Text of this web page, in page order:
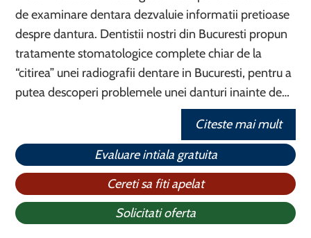
de examinare dentara dezvaluie informatii pretioase
despre dantura. Dentistii nostri din Bucuresti propun
tratamente stomatologice complete chiar de la
“citirea” unei radiografii dentare in Bucuresti, pentru a
putea descoperi problemele unei danturi inainte de…
Citeste mai mult
Evaluare intiala gratuita
Cereti sa fiti apelat
Solicitati oferta